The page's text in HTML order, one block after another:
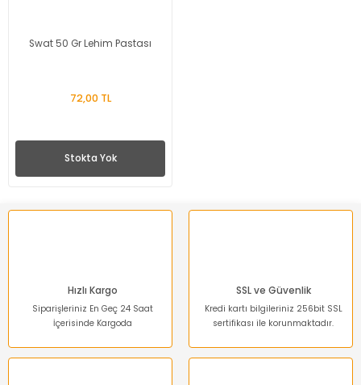
Swat 50 Gr Lehim Pastası
72,00 TL
Stokta Yok
Hızlı Kargo
Siparişleriniz En Geç 24 Saat
İçerisinde Kargoda
SSL ve Güvenlik
Kredi kartı bilgileriniz 256bit SSL
sertifikası ile korunmaktadır.